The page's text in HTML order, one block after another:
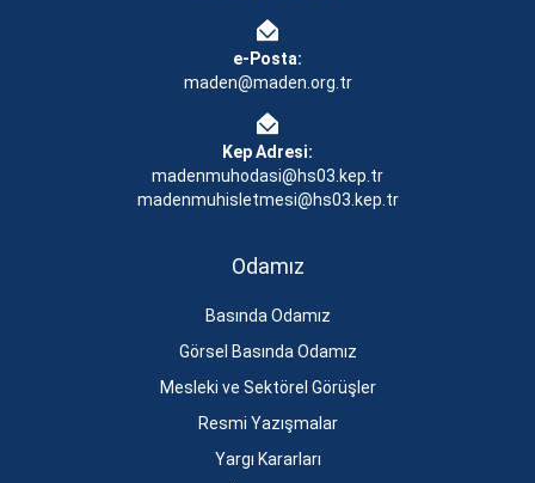
e-Posta:
maden@maden.org.tr
Kep Adresi:
madenmuhodasi@hs03.kep.tr
madenmuhisletmesi@hs03.kep.tr
Odamız
Basında Odamız
Görsel Basında Odamız
Mesleki ve Sektörel Görüşler
Resmi Yazışmalar
Yargı Kararları